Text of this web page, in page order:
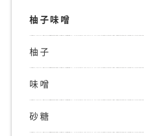
柚子味噌
柚子
味噌
砂糖